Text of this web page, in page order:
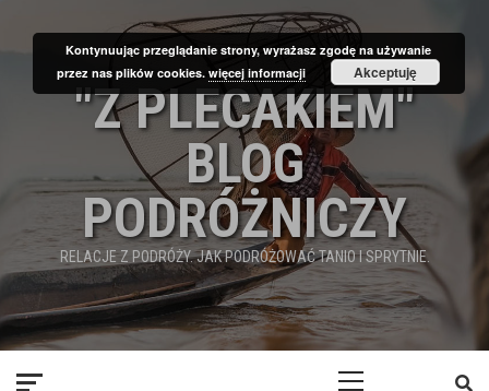
"Z PLECAKIEM"
BLOG
PODRÓŻNICZY
RELACJE Z PODRÓŻY. JAK PODRÓŻOWAĆ TANIO I SPRYTNIE.
Kontynuując przeglądanie strony, wyrażasz zgodę na używanie
przez nas plików cookies.więcej informacji Akceptuję